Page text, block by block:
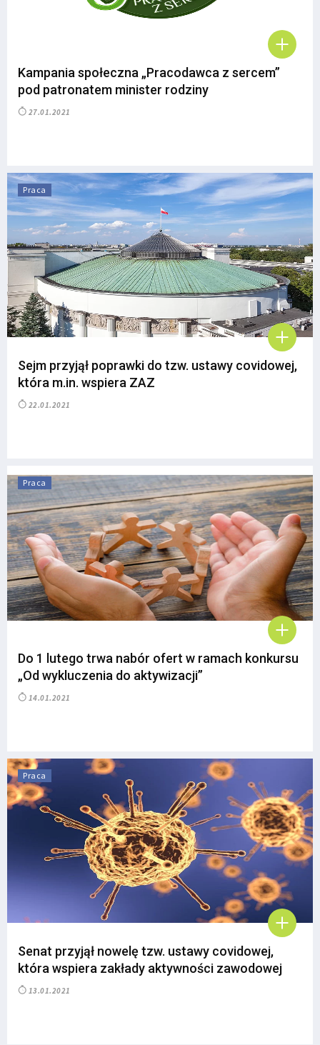
Kampania społeczna „Pracodawca z sercem”
pod patronatem minister rodziny
27.01.2021
Praca
Sejm przyjął poprawki do tzw. ustawy covidowej,
która m.in. wspiera ZAZ
22.01.2021
Praca
Do 1 lutego trwa nabór ofert w ramach konkursu
„Od wykluczenia do aktywizacji”
14.01.2021
Praca
Senat przyjął nowelę tzw. ustawy covidowej,
która wspiera zakłady aktywności zawodowej
13.01.2021